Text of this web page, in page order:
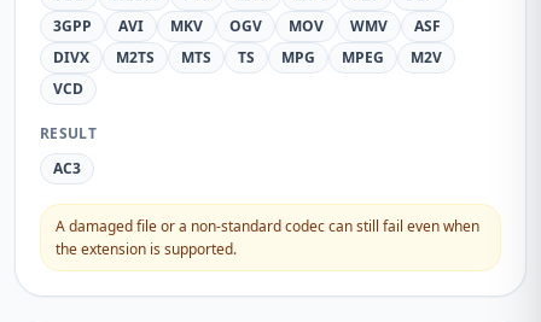
3GPP
AVI MKV OGV MOV WMV
ASF
DIVX
M2TS MTS TS MPG MPEG
M2V
VCD
RESULT
AC3
A damaged file or a non-standard codec can still fail even when
the extension is supported.